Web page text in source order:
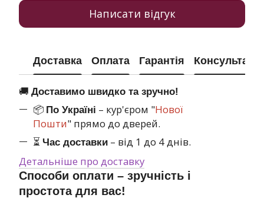
Написати відгук
Доставка Оплата Гарантія Консультація
🚚 Доставимо швидко та зручно!
📦 По Україні – кур'єром "Нової
Пошти" прямо до дверей.
⏳ Час доставки – від 1 до 4 днів.
Детальніше про доставку
Способи оплати – зручність і
простота для вас!